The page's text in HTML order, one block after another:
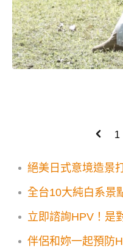
1
絕美日式意境造景
全台10大純白系景
立即諮詢HPV！是
伴侶和妳一起預防